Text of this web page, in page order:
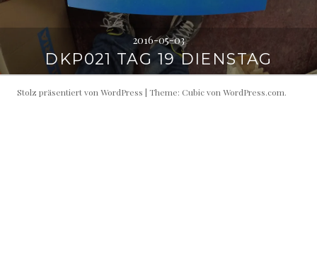
2016-05-03
DKP021 TAG 19 DIENSTAG
Stolz präsentiert von WordPress | Theme: Cubic von WordPress.com.